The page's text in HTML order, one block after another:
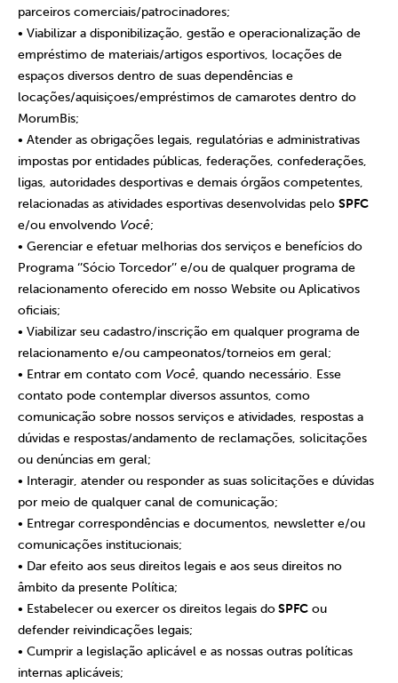
parceiros comerciais/patrocinadores;
• Viabilizar a disponibilização, gestão e operacionalização de
empréstimo de materiais/artigos esportivos, locações de
espaços diversos dentro de suas dependências e
locações/aquisiçoes/empréstimos de camarotes dentro do
MorumBis;
• Atender as obrigações legais, regulatórias e administrativas
impostas por entidades públicas, federações, confederações,
ligas, autoridades desportivas e demais órgãos competentes,
relacionadas as atividades esportivas desenvolvidas pelo SPFC
e/ou envolvendo Você;
• Gerenciar e efetuar melhorias dos serviços e benefícios do
Programa ‘’Sócio Torcedor’’ e/ou de qualquer programa de
relacionamento oferecido em nosso Website ou Aplicativos
oficiais;
• Viabilizar seu cadastro/inscrição em qualquer programa de
relacionamento e/ou campeonatos/torneios em geral;
• Entrar em contato com Você, quando necessário. Esse
contato pode contemplar diversos assuntos, como
comunicação sobre nossos serviços e atividades, respostas a
dúvidas e respostas/andamento de reclamações, solicitações
ou denúncias em geral;
• Interagir, atender ou responder as suas solicitações e dúvidas
por meio de qualquer canal de comunicação;
• Entregar correspondências e documentos, newsletter e/ou
comunicações institucionais;
• Dar efeito aos seus direitos legais e aos seus direitos no
âmbito da presente Política;
• Estabelecer ou exercer os direitos legais doSPFC ou
defender reivindicações legais;
• Cumprir a legislação aplicável e as nossas outras políticas
internas aplicáveis;